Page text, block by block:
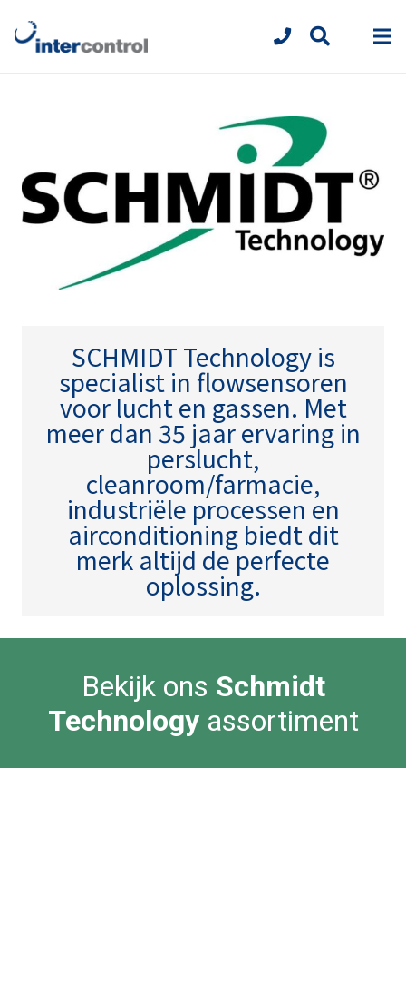
SCHMIDT Technologyis
specialist in flowsensoren
voor lucht en gassen. Met
meer dan 35 jaar ervaring in
perslucht,
cleanroom/farmacie,
industriële processen en
airconditioning biedt dit
merk altijd de perfecte
oplossing.
Bekijk ons Schmidt
Technologyassortiment